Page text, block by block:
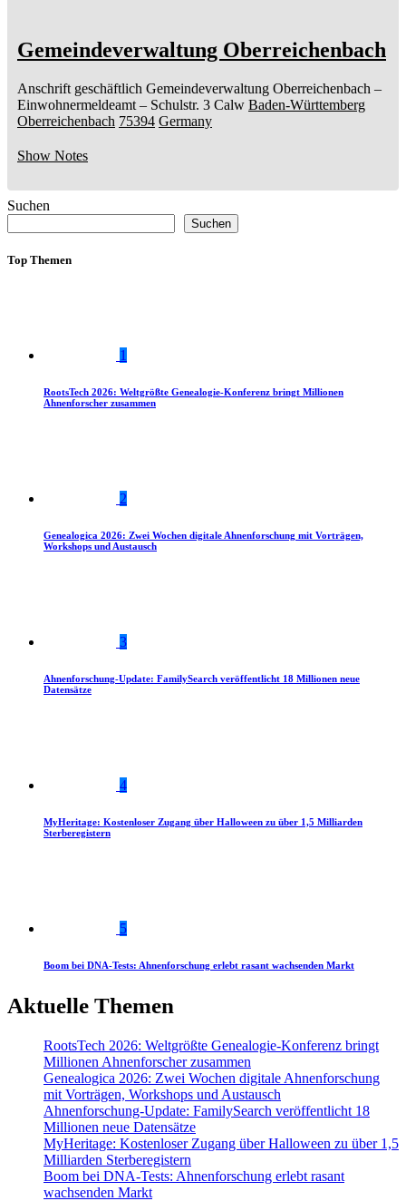
Gemeindeverwaltung Oberreichenbach
Anschrift geschäftlich Gemeindeverwaltung Oberreichenbach –
Einwohnermeldeamt – Schulstr. 3 Calw Baden-Württemberg
Oberreichenbach 75394 Germany
Show Notes
Suchen
Suchen
Top Themen
1
RootsTech 2026: Weltgrößte Genealogie-Konferenz bringt Millionen
Ahnenforscher zusammen
2
Genealogica 2026: Zwei Wochen digitale Ahnenforschung mit Vorträgen,
Workshops und Austausch
3
Ahnenforschung-Update: FamilySearch veröffentlicht 18 Millionen neue
Datensätze
4
MyHeritage: Kostenloser Zugang über Halloween zu über 1,5 Milliarden
Sterberegistern
5
Boom bei DNA-Tests: Ahnenforschung erlebt rasant wachsenden Markt
Aktuelle Themen
RootsTech 2026: Weltgrößte Genealogie-Konferenz bringt
Millionen Ahnenforscher zusammen
Genealogica 2026: Zwei Wochen digitale Ahnenforschung
mit Vorträgen, Workshops und Austausch
Ahnenforschung-Update: FamilySearch veröffentlicht 18
Millionen neue Datensätze
MyHeritage: Kostenloser Zugang über Halloween zu über 1,5
Milliarden Sterberegistern
Boom bei DNA-Tests: Ahnenforschung erlebt rasant
wachsenden Markt